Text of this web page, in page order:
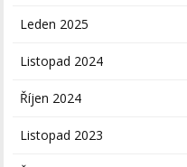
Leden 2025
Listopad 2024
Říjen 2024
Listopad 2023